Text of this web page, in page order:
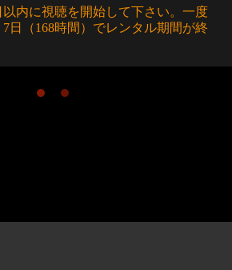
以内に視聴を開始して下さい。一度
日（168時間）でレンタル期間が終